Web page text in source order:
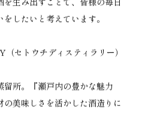
生み出すことで、皆様の毎日
したいと考えています。
トウチディスティラリー）
所。『瀬戸内の豊かな魅力
美味しさを活かした酒造りに